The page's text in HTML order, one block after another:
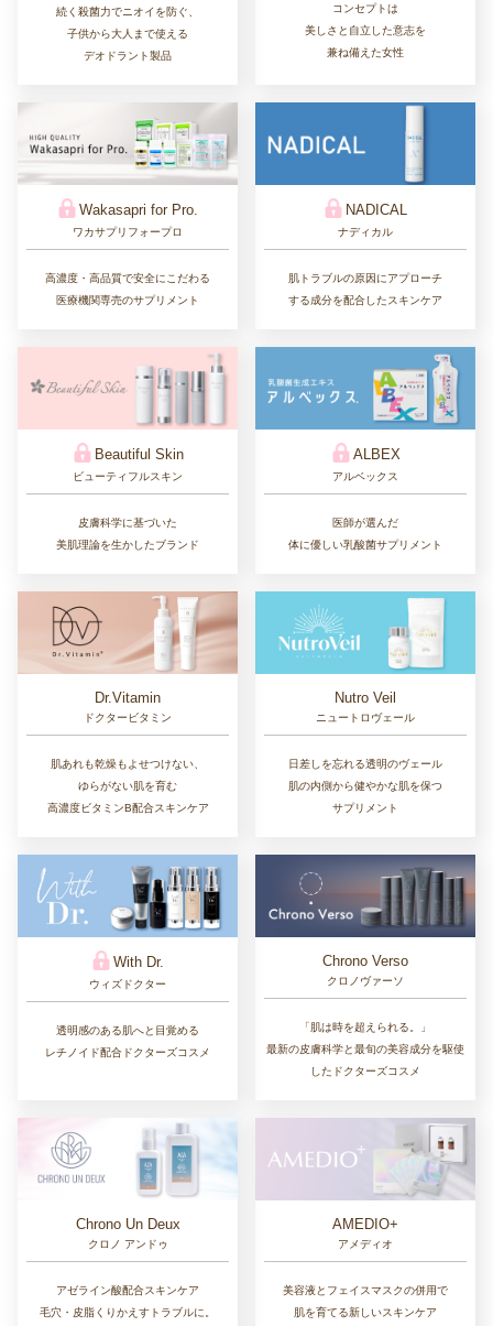
続く殺菌力でニオイを防ぐ、
子供から大人まで使える
デオドラント製品
コンセプトは
美しさと自立した意志を
兼ね備えた女性
Wakasapri for Pro.
ワカサプリフォープロ
高濃度・高品質で安全にこだわる
医療機関専売のサプリメント
NADICAL
ナディカル
肌トラブルの原因にアプローチ
する成分を配合したスキンケア
Beautiful Skin
ビューティフルスキン
皮膚科学に基づいた
美肌理論を生かしたブランド
ALBEX
アルベックス
医師が選んだ
体に優しい乳酸菌サプリメント
Dr.Vitamin
ドクタービタミン
肌あれも乾燥もよせつけない、
ゆらがない肌を育む
高濃度ビタミンB配合スキンケア
Nutro Veil
ニュートロヴェール
日差しを忘れる透明のヴェール
肌の内側から健やかな肌を保つ
サプリメント
With Dr.
ウィズドクター
透明感のある肌へと目覚める
レチノイド配合ドクターズコスメ
Chrono Verso
クロノヴァーソ
「肌は時を超えられる。」
最新の皮膚科学と最旬の美容成分を駆使
したドクターズコスメ
Chrono Un Deux
クロノ アンドゥ
アゼライン酸配合スキンケア
毛穴・皮脂くりかえすトラブルに。
AMEDIO+
アメディオ
美容液とフェイスマスクの併用で
肌を育てる新しいスキンケア